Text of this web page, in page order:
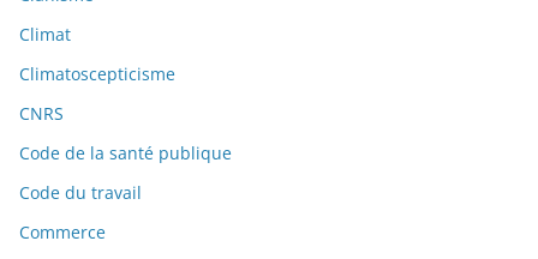
Climat
Climatoscepticisme
CNRS
Code de la santé publique
Code du travail
Commerce